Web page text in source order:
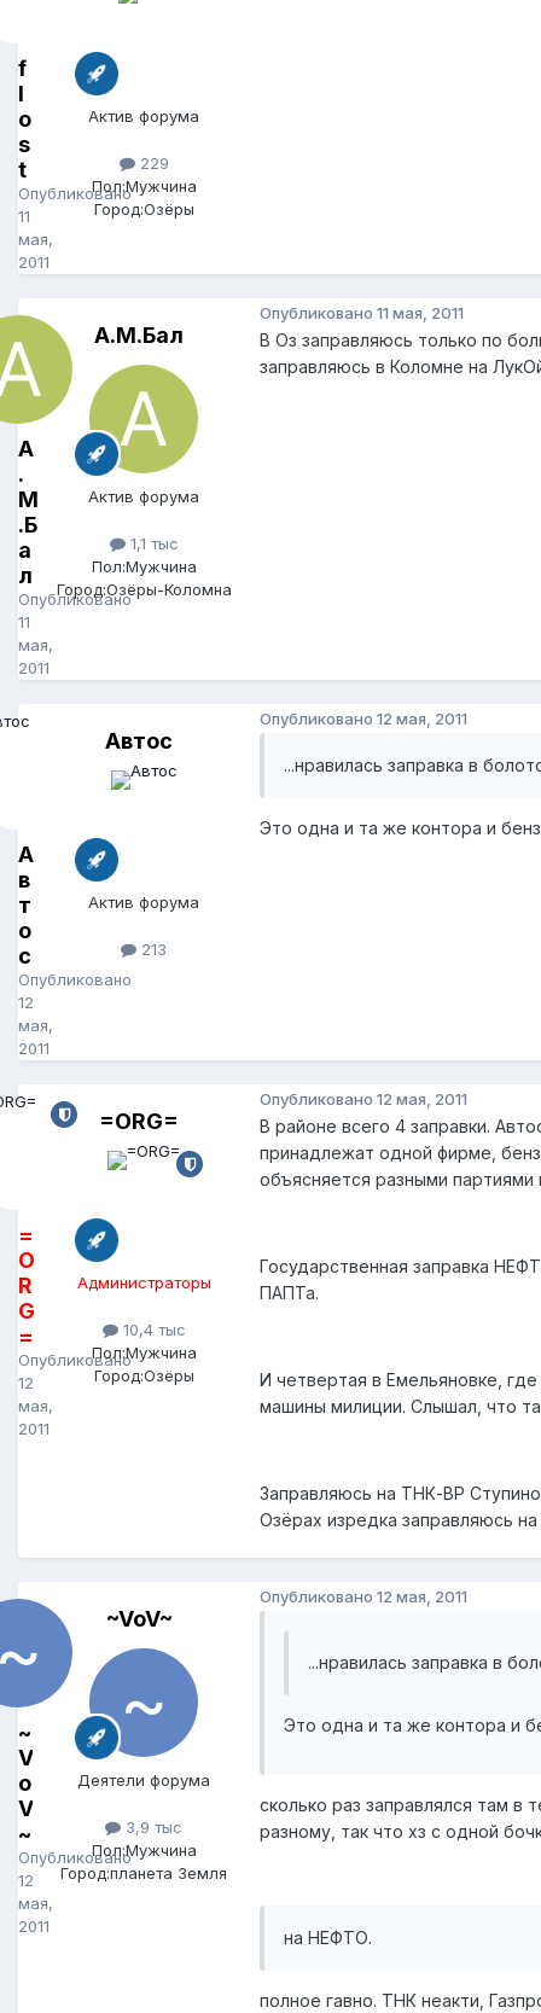
f
l
o
s
t
Опубликовано
11
мая,
2011
Актив форума
229
Пол:Мужчина
Город:Озёры
А
.
М
.Б
а
л
Опубликовано
11
мая,
2011
А.М.Бал
Актив форума
1,1 тыс
Пол:Мужчина
Город:Озёры-Коломна
Опубликовано 11 мая, 2011
В Оз заправляюсь только по
заправляюсь в Коломне на
А
в
т
о
с
Опубликовано
12
мая,
2011
Автос
Актив форума
213
Опубликовано 12 мая, 2011
...нравилась заправка в
Это одна и та же контора и
=
O
R
G
=
Опубликовано
12
мая,
2011
=ORG=
Администраторы
10,4 тыс
Пол:Мужчина
Город:Озёры
Опубликовано 12 мая, 2011
В районе всего 4 заправки.
принадлежат одной фирме,
объясняется разными партиями
Государственная заправка
ПАПТа.
И четвертая в Емельяновке,
машины милиции. Слышал, что
Заправляюсь на ТНК-ВР
Озёрах изредка заправляюсь
~
V
o
V
~
Опубликовано
12
мая,
2011
~VoV~
Деятели форума
3,9 тыс
Пол:Мужчина
Город:планета Земля
Опубликовано 12 мая, 2011
...нравилась заправка в
Это одна и та же контора и
сколько раз заправлялся там в
разному, так что хз с одной
на НЕФТО.
полное гавно. ТНК неакти,